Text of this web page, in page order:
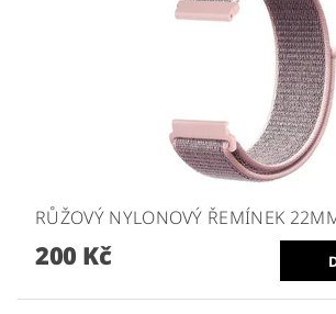
RŮŽOVÝ NYLONOVÝ ŘEMÍNEK
200 Kč